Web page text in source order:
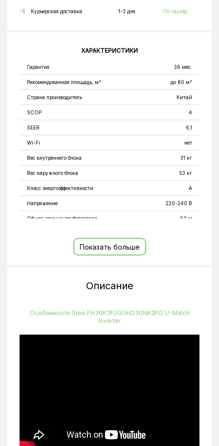
Курьерская доставка 1-3 дня По тарифу
ХАРАКТЕРИСТИКИ
Гарантия 36 мес.
Рекомендованная площадь, м² до 80 м²
Страна производитель Китай
SCOP 4
SEER 6,1
Wi-Fi нет
Вес внутреннего блока 31 кг
Вес наружного блока 53 кг
Класс энергоэффективности A
Напряжение 220-240 В
Общая длинна трубопровода 50 м
Подсоединение труб для газа
Высота внутреннего блока, мм
Показать больше
Описание
Особенности Gree FH30K3FI/GUHD30NK3FO U-Match
Inverter